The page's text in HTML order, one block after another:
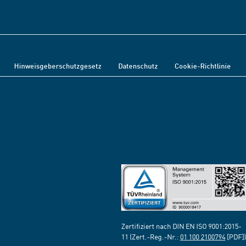
Hinweisgeberschutzgesetz Datenschutz Cookie-Richtlinie
Zertifiziert nach DIN EN ISO 9001:2015-
11 (Zert.-Reg.-Nr.: 01 100 2100794 [PDF])